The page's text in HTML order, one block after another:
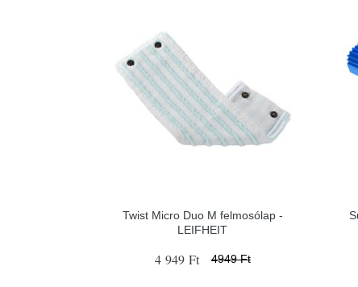
Twist Micro Duo M felmosólap -
LEIFHEIT
4 949 Ft 4949 Ft